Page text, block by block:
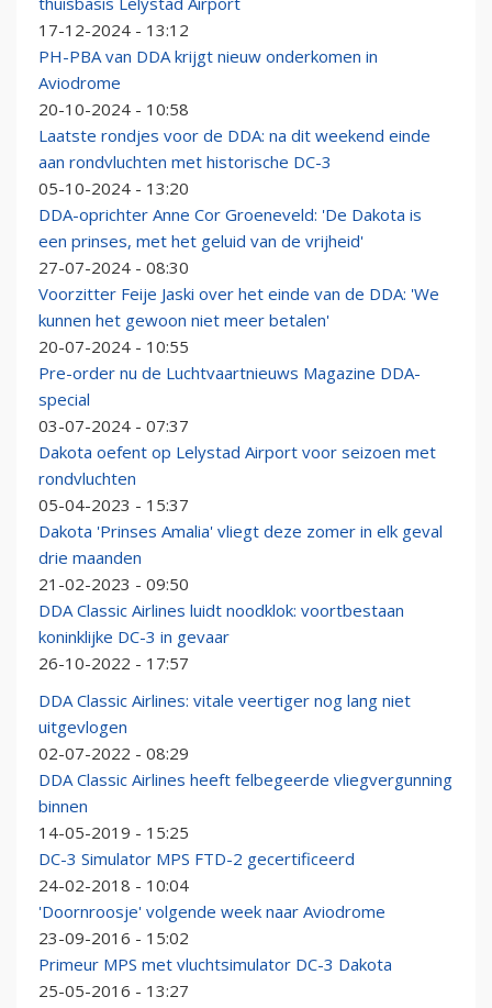
17-12-2024 - 13:12
PH-PBA van DDA krijgt nieuw onderkomen in
Aviodrome
20-10-2024 - 10:58
Laatste rondjes voor de DDA: na dit weekend einde
aan rondvluchten met historische DC-3
05-10-2024 - 13:20
DDA-oprichter Anne Cor Groeneveld: 'De Dakota is
een prinses, met het geluid van de vrijheid'
27-07-2024 - 08:30
Voorzitter Feije Jaski over het einde van de DDA: 'We
kunnen het gewoon niet meer betalen'
20-07-2024 - 10:55
Pre-order nu de Luchtvaartnieuws Magazine DDA-
special
03-07-2024 - 07:37
Dakota oefent op Lelystad Airport voor seizoen met
rondvluchten
05-04-2023 - 15:37
Dakota 'Prinses Amalia' vliegt deze zomer in elk geval
drie maanden
21-02-2023 - 09:50
DDA Classic Airlines luidt noodklok: voortbestaan
koninklijke DC-3 in gevaar
26-10-2022 - 17:57
DDA Classic Airlines: vitale veertiger nog lang niet
uitgevlogen
02-07-2022 - 08:29
DDA Classic Airlines heeft felbegeerde vliegvergunning
binnen
14-05-2019 - 15:25
DC-3 Simulator MPS FTD-2 gecertificeerd
24-02-2018 - 10:04
'Doornroosje' volgende week naar Aviodrome
23-09-2016 - 15:02
Primeur MPS met vluchtsimulator DC-3 Dakota
25-05-2016 - 13:27